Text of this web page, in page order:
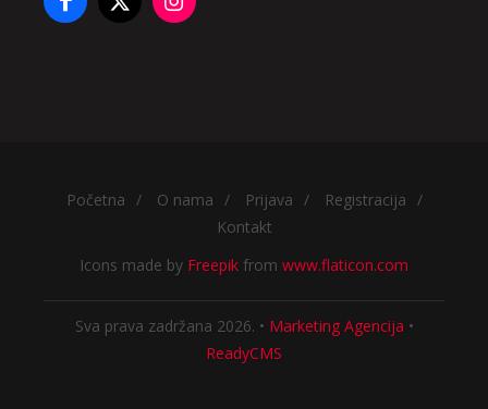
Početna / O nama / Prijava / Registracija /
Kontakt
Icons made by Freepik from www.flaticon.com
Sva prava zadržana 2026. • Marketing Agencija •
ReadyCMS